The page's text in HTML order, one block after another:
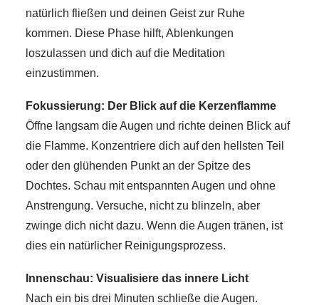
natürlich fließen und deinen Geist zur Ruhe
kommen. Diese Phase hilft, Ablenkungen
loszulassen und dich auf die Meditation
einzustimmen.
Fokussierung: Der Blick auf die Kerzenflamme
Öffne langsam die Augen und richte deinen Blick auf
die Flamme. Konzentriere dich auf den hellsten Teil
oder den glühenden Punkt an der Spitze des
Dochtes. Schau mit entspannten Augen und ohne
Anstrengung. Versuche, nicht zu blinzeln, aber
zwinge dich nicht dazu. Wenn die Augen tränen, ist
dies ein natürlicher Reinigungsprozess.
Innenschau: Visualisiere das innere Licht
Nach ein bis drei Minuten schließe die Augen.